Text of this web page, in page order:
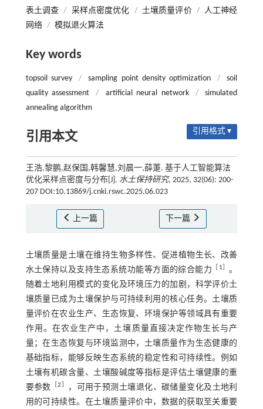
表土调查 / 采样点密度优化 / 土壤质量评价 / 人工神经
网络 / 模拟退火算法
Key words
topsoil survey / sampling point density optimization /
soil
quality assessment
/ artificial neural network /
simulated
annealing algorithm
引用本文 引用格式 ▾
王浩,黎鹏,赵保国,韩馨慧,刘晨一,薛萐. 基于人工智能算法
优化采样点密度与分布[J]. 水土保持研究, 2025, 32(06): 200-
207 DOI:10.13869/j.cnki.rswc.2025.06.023
上一篇 下一篇
土壤质量是土壤在维持生物多样性、促进植物生长、改善
水土保持以及支持生态系统功能等方面的综合能力
1
。
随着土地利用模式的变化及环境压力的加剧，科学评价土
壤质量已成为土壤保护与可持续利用的核心任务。土壤质
量评价在农业生产、生态恢复、环境保护等领域具有重要
作用。在农业生产中，土壤质量直接决定作物生长与产
量；在生态恢复与环境监测中，土壤质量作为生态健康的
基础指标，能够反映生态系统的稳定性和可持续性。例如
土壤有机碳含量、土壤酸碱度等指标是评估土壤健康的重
要参数 ［2
，可用于预测土壤退化、碳储量变化及土地利
用的可持续性。在土壤质量评价中，数据的获取至关重要